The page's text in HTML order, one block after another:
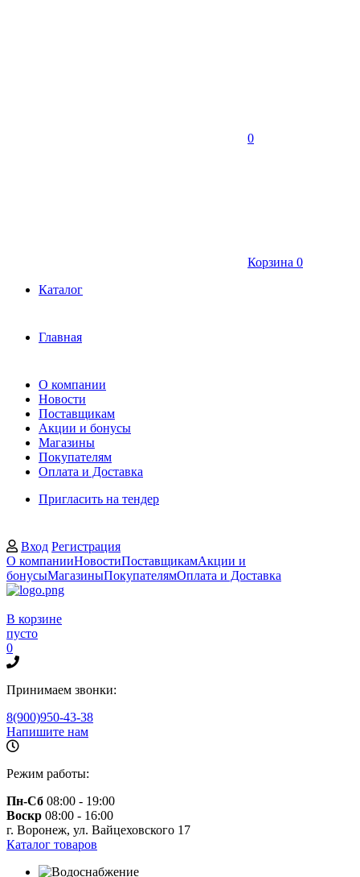
0
Корзина 0
Каталог
Главная
О компании
Новости
Поставщикам
Акции и бонусы
Магазины
Покупателям
Оплата и Доставка
Пригласить на тендер
Вход Регистрация
О компанииНовостиПоставщикамАкции и
бонусыМагазиныПокупателямОплата и Доставка
В корзине
пусто
0
Принимаем звонки:
8(900)950-43-38
Напишите нам
Режим работы:
Пн-Сб 08:00 - 19:00
Воскр 08:00 - 16:00
г. Воронеж, ул. Вайцеховского 17
Каталог товаров